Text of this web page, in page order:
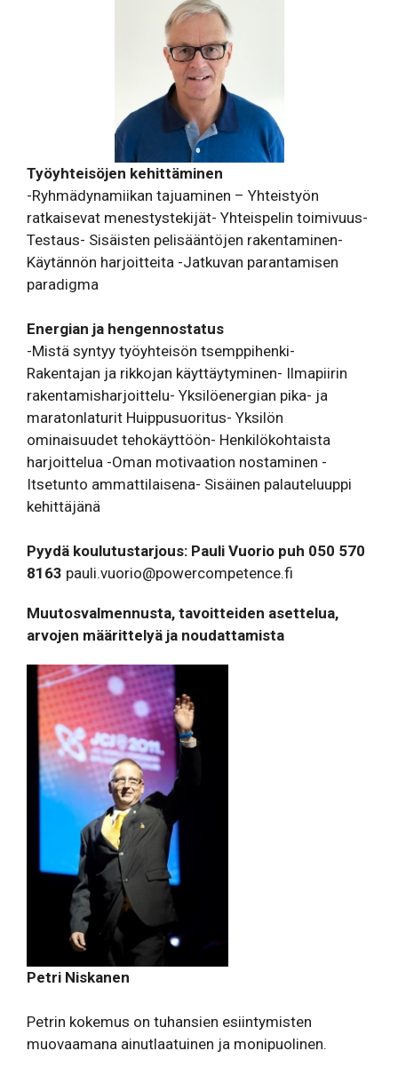
Työyhteisöjen kehittäminen
-Ryhmädynamiikan tajuaminen – Yhteistyön
ratkaisevat menestystekijät- Yhteispelin toimivuus-
Testaus- Sisäisten pelisääntöjen rakentaminen-
Käytännön harjoitteita -Jatkuvan parantamisen
paradigma
Energian ja hengennostatus
-Mistä syntyy työyhteisön tsemppihenki-
Rakentajan ja rikkojan käyttäytyminen- Ilmapiirin
rakentamisharjoittelu- Yksilöenergian pika- ja
maratonlaturit Huippusuoritus- Yksilön
ominaisuudet tehokäyttöön- Henkilökohtaista
harjoittelua -Oman motivaation nostaminen -
Itsetunto ammattilaisena- Sisäinen palauteluuppi
kehittäjänä
Pyydä koulutustarjous: Pauli Vuorio puh 050 570
8163 pauli.vuorio@powercompetence.fi
Muutosvalmennusta, tavoitteiden asettelua,
arvojen määrittelyä ja noudattamista
Petri Niskanen
Petrin kokemus on tuhansien esiintymisten
muovaamana ainutlaatuinen ja monipuolinen.